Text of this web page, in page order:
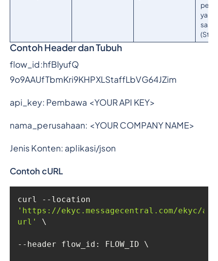
yang
saat
Contoh Header dan Tubuh
flow_id:hfBIyufQ
9o9AAUfTbmKri9KHPXLStaffLbVG64JZim
api_key: Pembawa <YOUR API KEY>
nama_perusahaan: <YOUR COMPANY NAME>
Jenis Konten: aplikasi/json
Contoh cURL
'https://ekyc.messagecentral.com/ekyc/
url'